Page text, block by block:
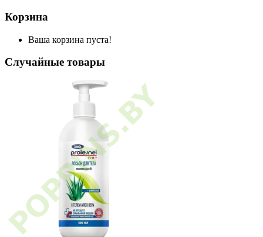
Корзина
Ваша корзина пуста!
Случайные товары